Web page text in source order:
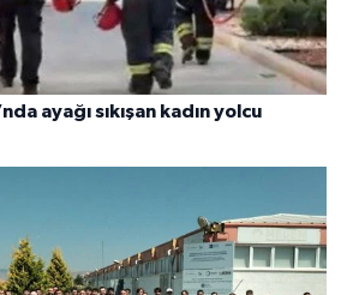
ayağı sıkışan kadın yolcu